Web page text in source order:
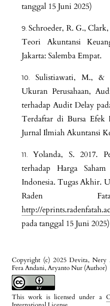
Copyright (c) 2025 Devita,
Fera Andani, Aryanto Nur (Author)
This work is licensed under a
tanggal 15 Juni 2025)
Schroeder, R. G.,
Teori Akuntansi
Jakarta: Salemba Empat.
Sulistiawati, M., &
Ukuran Perusahaan,
terhadap Audit Delay
Terdaftar di Bursa Efek
Jurnal Ilmiah Akuntansi
Yolanda, S. 2017.
terhadap Harga
Indonesia. Tugas Akhir.
Raden
http://
pada tanggal 15 Juni 2025)